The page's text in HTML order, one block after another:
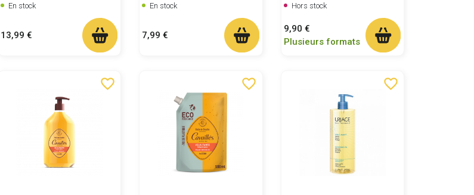
En stock
Prix
13,99 €
En stock
Prix
7,99 €
Hors stock
Prix
9,90 €
Plusieurs formats
favorite_border favorite_border favorite_border